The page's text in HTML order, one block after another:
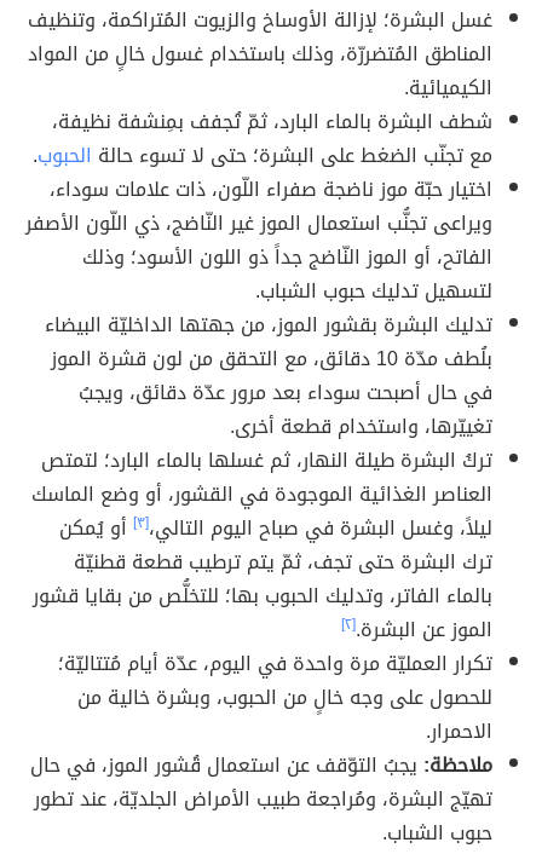
غسل البشرة؛ لإزالة الأوساخ والزيوت المُتراكمة، وتنظيف
المناطق المُتضررّة، وذلك باستخدام غسول خالٍ من المواد
الكيميائية.
شطف البشرة بالماء البارد، ثمّ تُجفف بمِنشفة نظيفة،
مع تجنّب الضغط على البشرة؛ حتى لا تسوء حالة الحبوب.
اختيار حبّة موز ناضجة صفراء اللّون، ذات علامات سوداء،
ويراعى تجنُّب استعمال الموز غير النّاضج، ذي اللّون الأصفر
الفاتح، أو الموز النّاضج جداً ذو اللون الأسود؛ وذلك
لتسهيل تدليك حبوب الشباب.
تدليك البشرة بقشور الموز، من جهتها الداخليّة البيضاء
بلُطف مدّة 10 دقائق، مع التحقق من لون قشرة الموز
في حال أصبحت سوداء بعد مرور عدّة دقائق، ويجبُ
تغييّرها، واستخدام قطعة أخرى.
تركُ البشرة طيلة النهار، ثم غسلها بالماء البارد؛ لتمتص
العناصر الغذائية الموجودة في القشور، أو وضع الماسك
ليلاً، وغسل البشرة في صباح اليوم التالي،[٣] أو يُمكن
ترك البشرة حتى تجف، ثمّ يتم ترطيب قطعة قطنيّة
بالماء الفاتر، وتدليك الحبوب بها؛ للتخلُّص من بقايا قشور
الموز عن البشرة.[٢]
تكرار العمليّة مرة واحدة في اليوم، عدّة أيام مُتتاليّة؛
للحصول على وجه خالٍ من الحبوب، وبشرة خالية من
الاحمرار.
ملاحظة: يجبُ التوّقف عن استعمال قُشور الموز، في حال
تهيّج البشرة، ومُراجعة طبيب الأمراض الجلديّة، عند تطور
حبوب الشباب.